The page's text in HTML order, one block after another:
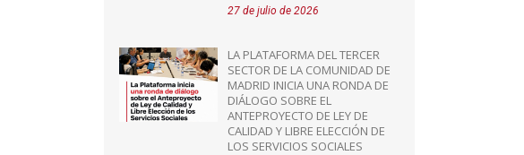
27 de julio de 2026
LA PLATAFORMA DEL TERCER
SECTOR DE LA COMUNIDAD DE
MADRID INICIA UNA RONDA DE
DIÁLOGO SOBRE EL
ANTEPROYECTO DE LEY DE
CALIDAD Y LIBRE ELECCIÓN DE
LOS SERVICIOS SOCIALES